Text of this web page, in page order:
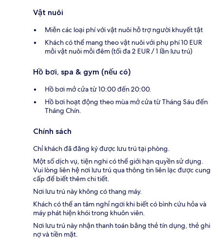
Vật nuôi
Miễn các loại phí với vật nuôi hỗ trợ người khuyết tật
Khách có thể mang theo vật nuôi với phụ phí 10 EUR
mỗi vật nuôi mỗi đêm (tối đa 2 EUR / 1 lần lưu trú)
Hồ bơi, spa & gym (nếu có)
Hồ bơi mở cửa từ 10:00 đến 20:00.
Hồ bơi hoạt động theo mùa mở cửa từ Tháng Sáu đến
Tháng Chín.
Chính sách
Chỉ khách đã đăng ký được lưu trú tại phòng.
Một số dịch vụ, tiện nghi có thể giới hạn quyền sử dụng.
Vui lòng liên hệ nơi lưu trú qua thông tin liên lạc được cung
cấp để biết thêm chi tiết.
Nơi lưu trú này không có thang máy.
Khách có thể an tâm nghỉ ngơi khi biết có bình cứu hỏa và
máy phát hiện khói trong khuôn viên.
Nơi lưu trú này nhận thanh toán bằng thẻ tín dụng, thẻ ghi
nợ và tiền mặt.